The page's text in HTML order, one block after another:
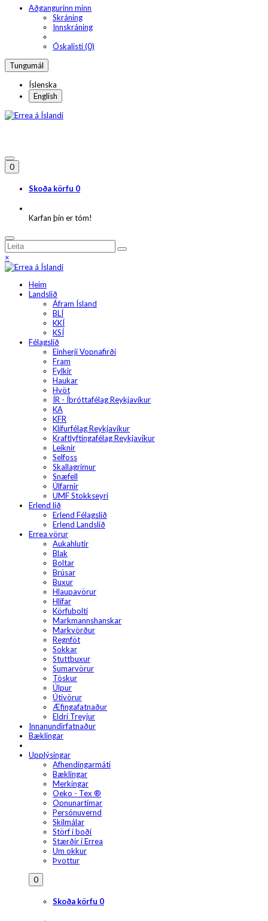
Aðgangurinn minn
Skráning
Innskráning
Óskalisti (0)
Tungumál
Íslenska
English
0
Skoða körfu 0
Karfan þín er tóm!
×
Heim
Landslið
Áfram Ísland
BLÍ
KKÍ
KSÍ
Félagslið
Einherji Vopnafirði
Fram
Fylkir
Haukar
Hvöt
ÍR - Íþróttafélag Reykjavíkur
KA
KFR
Klifurfélag Reykjavíkur
Kraftlyftingafélag Reykjavíkur
Leiknir
Selfoss
Skallagrímur
Snæfell
Úlfarnir
UMF Stokkseyri
Erlend lið
Erlend Félagslið
Erlend Landslið
Errea vörur
Aukahlutir
Blak
Boltar
Brúsar
Buxur
Hlaupavörur
Hlífar
Körfubolti
Markmannshanskar
Markvörður
Regnföt
Sokkar
Stuttbuxur
Sumarvörur
Töskur
Úlpur
Útivörur
Æfingafatnaður
Eldri Treyjur
Innanundirfatnaður
Bæklingar
Upplýsingar
Afhendingarmáti
Bæklingar
Merkingar
Oeko - Tex ®
Opnunartímar
Persónuvernd
Skilmálar
Störf í boði
Stærðir í Errea
Um okkur
Þvottur
0
Skoða körfu 0